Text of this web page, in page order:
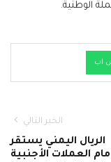
الوطنية.
اب
الخبر التالي
الريال اليمني يستقر
العملات الأجنبية